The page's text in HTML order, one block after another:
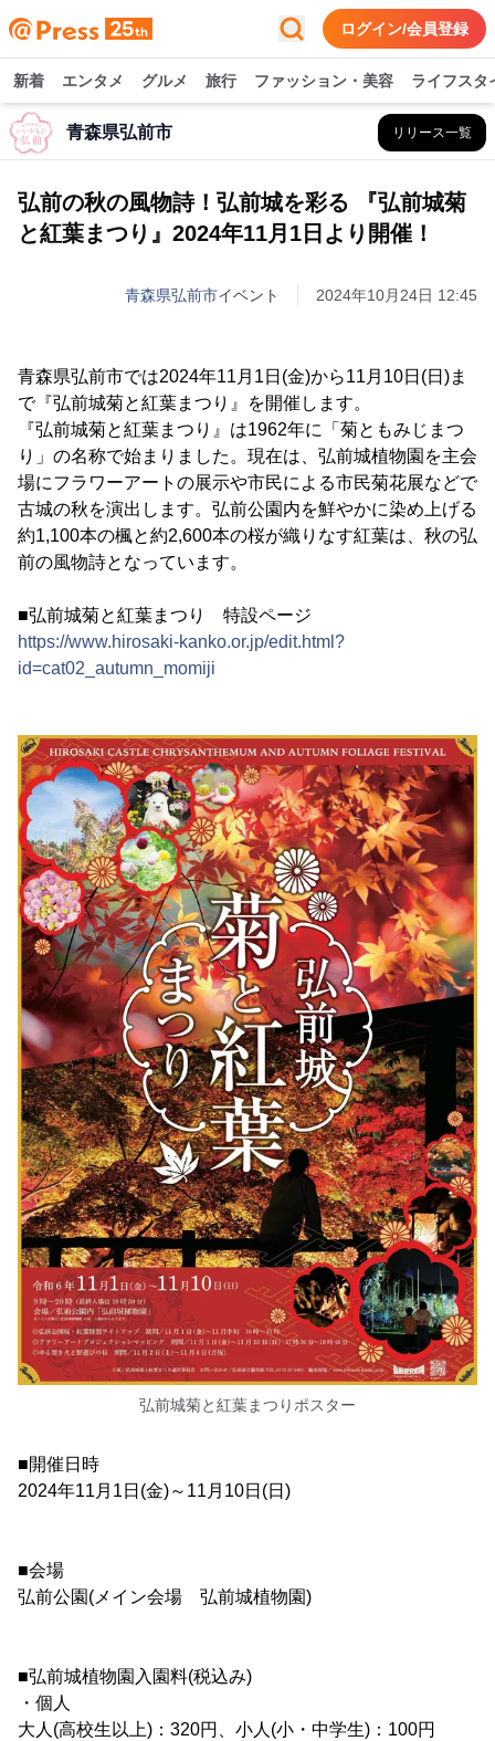
ログイン/会員登録
新着 エンタメ グルメ 旅行 ファッション・美容 ライフスタ
青森県弘前市 リリース一覧
弘前の秋の風物詩！弘前城を彩る 『弘前城菊
と紅葉まつり』2024年11月1日より開催！
青森県弘前市イベント 2024年10月24日 12:45
青森県弘前市では2024年11月1日(金)から11月10日(日)ま
で『弘前城菊と紅葉まつり』を開催します。
『弘前城菊と紅葉まつり』は1962年に「菊ともみじまつ
り」の名称で始まりました。現在は、弘前城植物園を主会
場にフラワーアートの展示や市民による市民菊花展などで
古城の秋を演出します。弘前公園内を鮮やかに染め上げる
約1,100本の楓と約2,600本の桜が織りなす紅葉は、秋の弘
前の風物詩となっています。
■弘前城菊と紅葉まつり 特設ページ
https://www.hirosaki-kanko.or.jp/edit.html?
id=cat02_autumn_momiji
弘前城菊と紅葉まつりポスター
■開催日時
2024年11月1日(金)～11月10日(日)
■会場
弘前公園(メイン会場 弘前城植物園)
■弘前城植物園入園料(税込み)
・個人
大人(高校生以上)：320円、小人(小・中学生)：100円